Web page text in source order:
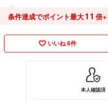
条件達成でポイント最大11 倍+
いいね 6件
本人確認済